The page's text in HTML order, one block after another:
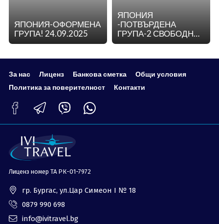
ЯПОНИЯ-ОФОРМЕНА
ГРУПА! 24.09.2025
ЯПОНИЯ
-ПОТВЪРДЕНА
ГРУПА-2 СВОБОДНИ
МЕСТА! -08.04.2025
За нас Лиценз Банкова сметка
Общи условия
Политика за поверителност
Контакти
Лиценз номер ТА РК-01-7972
гр. Бургас, ул.Цар Симеон I № 18
0879 990 698
info@ivitravel.bg